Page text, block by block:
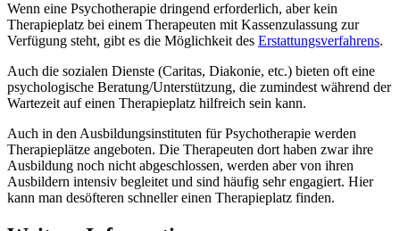
Wenn eine Psychotherapie dringend erforderlich, aber kein
Therapieplatz bei einem Therapeuten mit Kassenzulassung zur
Verfügung steht, gibt es die Möglichkeit des Erstattungsverfahrens.
Auch die sozialen Dienste (Caritas, Diakonie, etc.) bieten oft eine
psychologische Beratung/Unterstützung, die zumindest während der
Wartezeit auf einen Therapieplatz hilfreich sein kann.
Auch in den Ausbildungsinstituten für Psychotherapie werden
Therapieplätze angeboten. Die Therapeuten dort haben zwar ihre
Ausbildung noch nicht abgeschlossen, werden aber von ihren
Ausbildern intensiv begleitet und sind häufig sehr engagiert. Hier
kann man desöfteren schneller einen Therapieplatz finden.